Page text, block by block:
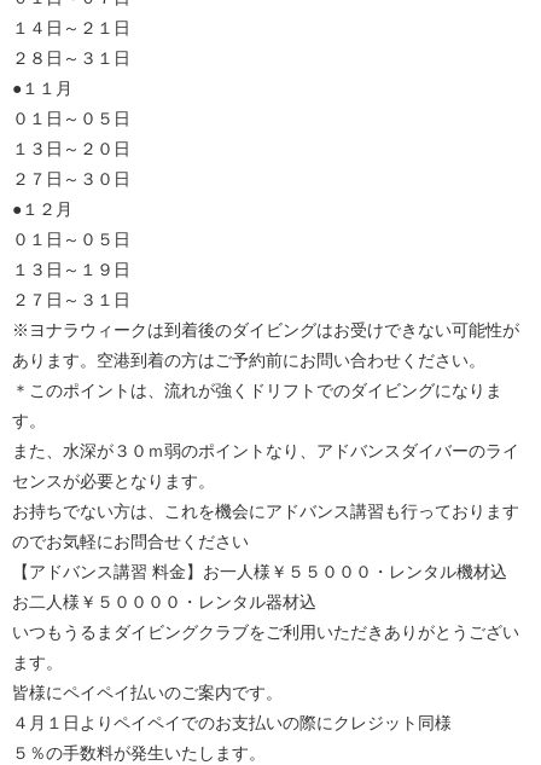
１４日～２１日
２８日～３１日
●１１月
０１日～０５日
１３日～２０日
２７日～３０日
●１２月
０１日～０５日
１３日～１９日
２７日～３１日
※ヨナラウィークは到着後のダイビングはお受けできない可能性が
あります。空港到着の方はご予約前にお問い合わせください。
＊このポイントは、流れが強くドリフトでのダイビングになりま
す。
また、水深が３０ｍ弱のポイントなり、アドバンスダイバーのライ
センスが必要となります。
お持ちでない方は、これを機会にアドバンス講習も行っております
のでお気軽にお問合せください
【アドバンス講習 料金】お一人様￥５５０００・レンタル機材込
お二人様￥５００００・レンタル器材込
いつもうるまダイビングクラブをご利用いただきありがとうござい
ます。
皆様にペイペイ払いのご案内です。
４月１日よりペイペイでのお支払いの際にクレジット同様
５％の手数料が発生いたします。